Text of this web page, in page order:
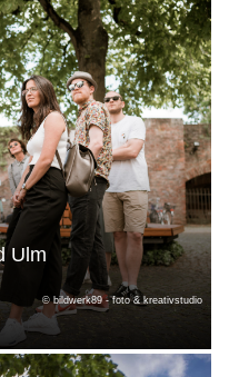
© bildwerk89 - foto & kreativstudio
Ulm